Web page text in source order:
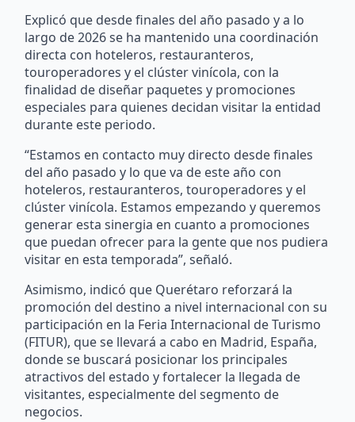
Explicó que desde finales del año pasado y a lo
largo de 2026 se ha mantenido una coordinación
directa con hoteleros, restauranteros,
touroperadores y el clúster vinícola, con la
finalidad de diseñar paquetes y promociones
especiales para quienes decidan visitar la entidad
durante este periodo.
“Estamos en contacto muy directo desde finales
del año pasado y lo que va de este año con
hoteleros, restauranteros, touroperadores y el
clúster vinícola. Estamos empezando y queremos
generar esta sinergia en cuanto a promociones
que puedan ofrecer para la gente que nos pudiera
visitar en esta temporada”, señaló.
Asimismo, indicó que Querétaro reforzará la
promoción del destino a nivel internacional con su
participación en la Feria Internacional de Turismo
(FITUR), que se llevará a cabo en Madrid, España,
donde se buscará posicionar los principales
atractivos del estado y fortalecer la llegada de
visitantes, especialmente del segmento de
negocios.